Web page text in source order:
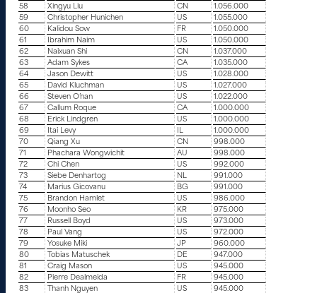
58
Xingyu Liu CN
1.056.000
59
Christopher Hunichen US
1.055.000
60
Kalidou Sow FR
1.050.000
61
Ibrahim Naim US
1.050.000
62
Naixuan Shi CN
1.037.000
63
Adam Sykes CA
1.035.000
64
Jason Dewitt US
1.028.000
65
David Kluchman US
1.027.000
66
Steven O’nan US
1.022.000
67
Callum Roque CA
1.000.000
68
Erick Lindgren US
1.000.000
69
Itai Levy IL
1.000.000
70
Qiang Xu CN
998.000
71
Phachara Wongwichit AU
998.000
72
Chi Chen US
992.000
73
Siebe Denhartog NL
991.000
74
Marius Gicovanu BG
991.000
75
Brandon Hamlet US
986.000
76
Moonho Seo KR
975.000
77
Russell Boyd US
973.000
78
Paul Vang US
972.000
79
Yosuke Miki JP
960.000
80
Tobias Matuschek DE
947.000
81
Craig Mason US
945.000
82
Pierre Dealmeida FR
945.000
83
Thanh Nguyen US 945.000